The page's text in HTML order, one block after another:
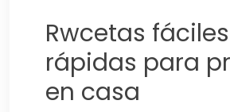
Rwcetas
rápidas para
en casa